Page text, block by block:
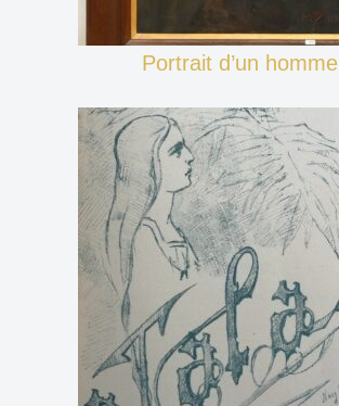
Portrait d’un homme